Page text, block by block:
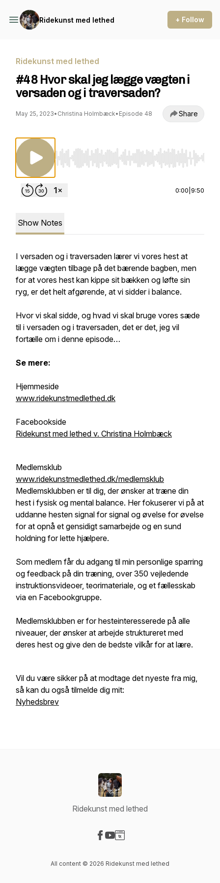
Ridekunst med lethed + Follow
Ridekunst med lethed
#48 Hvor skal jeg lægge vægten i
versaden og i traversaden?
May 25, 2023• Christina Holmbæck• Episode 48 Share
Use Left/Right to seek, Home/End to jump to
0:00 9:50
Show Notes
I versaden og i traversaden lærer vi vores hest at
lægge vægten tilbage på det bærende bagben, men
for at vores hest kan kippe sit bækken og løfte sin
ryg, er det helt afgørende, at vi sidder i balance.
Hvor vi skal sidde, og hvad vi skal bruge vores sæde
til i versaden og i traversaden, det er det, jeg vil
fortælle om i denne episode…
Se mere:
Hjemmeside
www.ridekunstmedlethed.dk
Facebookside
Ridekunst med lethed v. Christina Holmbæck
Medlemsklub
www.ridekunstmedlethed.dk/medlemsklub
Medlemsklubben er til dig, der ønsker at træne din
hest i fysisk og mental balance. Her fokuserer vi på at
uddanne hesten signal for signal og øvelse for øvelse
for at opnå et gensidigt samarbejde og en sund
holdning for lette hjælpere.
Som medlem får du adgang til min personlige sparring
og feedback på din træning, over 350 vejledende
instruktionsvideoer, teorimateriale, og et fællesskab
via en Facebookgruppe.
Medlemsklubben er for hesteinteresserede på alle
niveauer, der ønsker at arbejde struktureret med
deres hest og give den de bedste vilkår for at lære.
Vil du være sikker på at modtage det nyeste fra mig,
så kan du også tilmelde dig mit:
Nyhedsbrev
Ridekunst med lethed
All content © 2026 Ridekunst med lethed